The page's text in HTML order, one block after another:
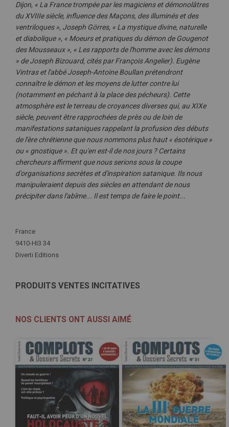
Dijon, « La France trompée par les magiciens et démonolâtres
du XVIIIe siècle, influence des Maçons, des illuminés et des
ventriloques », Joseph Görres, « La mystique divine, naturelle
et diabolique », « Moeurs et pratiques du démon de Gougenot
des Mousseaux », « Les rapports de l'homme avec les démons
» de Joseph Bizouard, cités par François Angelier). Eugène
Vintras et l'abbé Joseph-Antoine Boullan prétendront
connaître le démon et les moyens de lutter contre lui
(notamment en péchant à la place des pécheurs). Cette
atmosphère est le terreau de croyances diverses qui, au XIXe
siècle, peuvent être rapprochées de près ou de loin de
manifestations sataniques rappelant la profusion des débuts
de l'ère chrétienne que nous nommons plus haut « ésotérique »
ou « gnostique ». Et qu'en est-il de nos jours ? Certains
chercheurs affirment que nous serions sous la coupe
d'organisations secrètes et d'inspiration satanique. Ils nous
manipuleraient depuis des siècles en attendant de nous
précipiter dans l'abîme... Il est temps de faire le point...
Plus
d'infos
France
9410-HI3 34
Diverti Editions
PRODUITS VENTES INCITATIVES
NOS CLIENTS ONT AUSSI AIMÉ